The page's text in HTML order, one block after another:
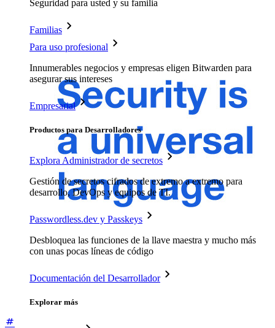
Seguridad para usted y su familia
Familias
Para uso profesional
Innumerables negocios y empresas eligen Bitwarden para
asegurar sus intereses
Empresarial
Productos para Desarrolladores
Explora Administrador de secretos
Gestión de secretos cifrados de extremo a extremo para
desarrollo, DevOps y equipos de TI.
Passwordless.dev y Passkeys
Desbloquea las funciones de la llave maestra y mucho más
con unas pocas líneas de código
Documentación del Desarrollador
Explorar más